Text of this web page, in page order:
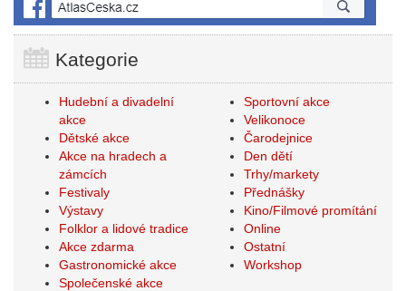
Kategorie
Hudební a divadelní
akce
Dětské akce
Akce na hradech a
zámcích
Festivaly
Výstavy
Folklor a lidové tradice
Akce zdarma
Gastronomické akce
Společenské akce
Sportovní akce
Velikonoce
Čarodejnice
Den dětí
Trhy/markety
Přednášky
Kino/Filmové promítání
Online
Ostatní
Workshop